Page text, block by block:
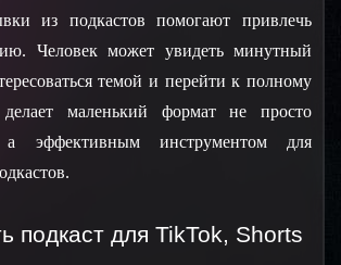
из подкастов помогают привлечь
Человек может увидеть минутный
темой и перейти к полному
маленький формат не просто
а эффективным инструментом для
подкаст для TikTok, Shorts